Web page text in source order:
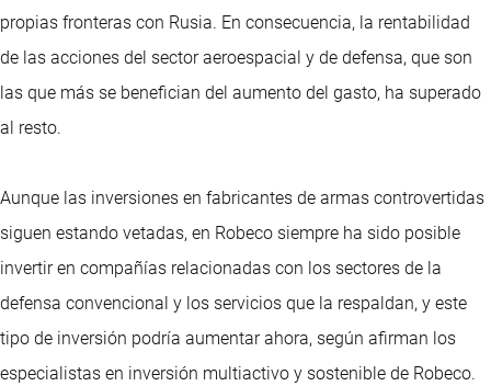
propias fronteras con Rusia. En consecuencia, la rentabilidad
de las acciones del sector aeroespacial y de defensa, que son
las que más se benefician del aumento del gasto, ha superado
al resto.
Aunque las inversiones en fabricantes de armas controvertidas
siguen estando vetadas, en Robeco siempre ha sido posible
invertir en compañías relacionadas con los sectores de la
defensa convencional y los servicios que la respaldan, y este
tipo de inversión podría aumentar ahora, según afirman los
especialistas en inversión multiactivo y sostenible de Robeco.